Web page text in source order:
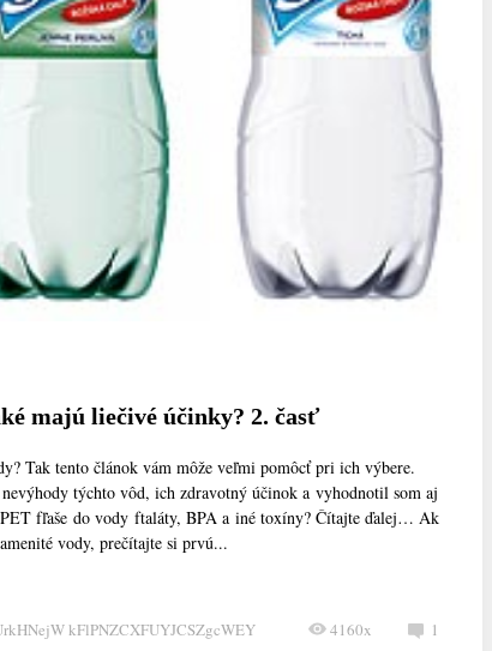
majú liečivé účinky? 2. časť
Tak tento článok vám môže veľmi pomôcť pri ich výbere.
týchto vôd, ich zdravotný účinok a vyhodnotil som aj
fľaše do vody ftaláty, BPA a iné toxíny? Čítajte ďalej… Ak
vody, prečítajte si prvú...
kFlPNZCXFUYJCSZgcWEY 1
4160x